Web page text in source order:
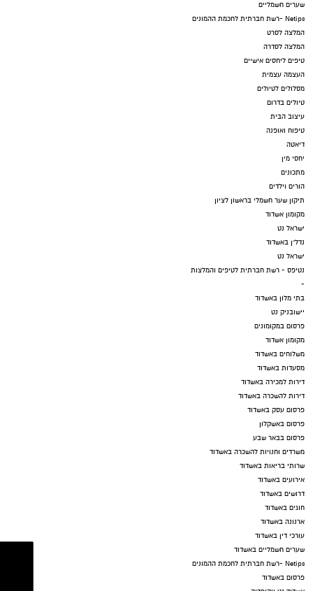
שערים חשמליים
Netips -רשת חברתית לחכמת ההמונים
המלצה לסרט
המלצה לסדרה
טיפים ליחסים אישיים
העצמה עצמית
מסלולים לטיולים
טיולים בדרום
עיצוב הבית
טיפוח ואופנה
דיאטה
יחסי מין
מתכונים
הורים וילדים
תיקון שער חשמלי בראשון לציון
מקומון אשדוד
ישראל נט
נדל"ן באשדוד
ישראל נט
נטיפס - רשת חברתית לטיפים והמלצות
-
בתי מלון באשדוד
יישובניק נט
פרסום במקומונים
מקומון אשדוד
משלוחים באשדוד
מסעדות באשדוד
דירות למכירה באשדוד
דירות להשכרה באשדוד
פרסום עסק באשדוד
פרסום באשקלון
פרסום בבאר שבע
משרדים וחנויות להשכרה באשדוד
שרותי בריאות באשדוד
אירועים באשדוד
דרושים באשדוד
חוגים באשדוד
ארנונה באשדוד
עורכי דין באשדוד
שערים חשמליים באשדוד
Netips -רשת חברתית לחכמת ההמונים
פרסום באשדוד